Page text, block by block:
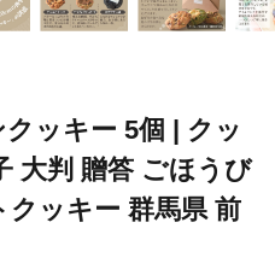
ッキー 5個 | クッ
大判 贈答 ごほうび
ッキー 群馬県 前